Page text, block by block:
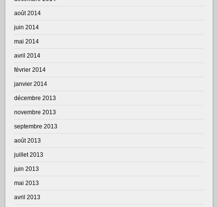
août 2014
juin 2014
mai 2014
avril 2014
février 2014
janvier 2014
décembre 2013
novembre 2013
septembre 2013
août 2013
juillet 2013
juin 2013
mai 2013
avril 2013